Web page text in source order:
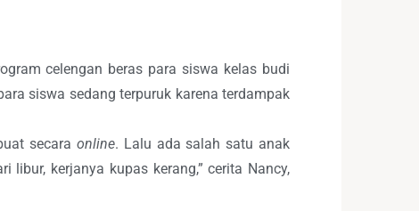
celengan beras para siswa kelas budi
siswa sedang terpuruk karena terdampak
secara online. Lalu ada salah satu anak
kerjanya kupas kerang,” cerita Nancy,